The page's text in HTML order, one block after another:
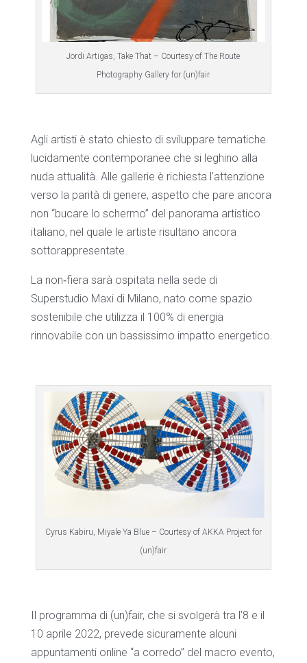
Jordi Artigas, Take That – Courtesy of The Route
Photography Gallery for (un)fair
Agli artisti è stato chiesto di sviluppare tematiche
lucidamente contemporanee che si leghino alla
nuda attualità. Alle gallerie è richiesta l’attenzione
verso la parità di genere, aspetto che pare ancora
non “bucare lo schermo” del panorama artistico
italiano, nel quale le artiste risultano ancora
sottorappresentate.
La non‐fiera sarà ospitata nella sede di
Superstudio Maxi di Milano, nato come spazio
sostenibile che utilizza il 100% di energia
rinnovabile con un bassissimo impatto energetico.
Cyrus Kabiru, Miyale Ya Blue – Courtesy of AKKA Project for
(un)fair
Il programma di (un)fair, che si svolgerà tra l’8 e il
10 aprile 2022, prevede sicuramente alcuni
appuntamenti online “a corredo” del macro evento,